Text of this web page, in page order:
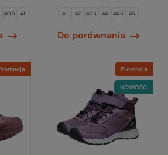
40.5 41 41 42 42.5 44 44.5 45
Do porównania
Promocja
NOWOŚĆ